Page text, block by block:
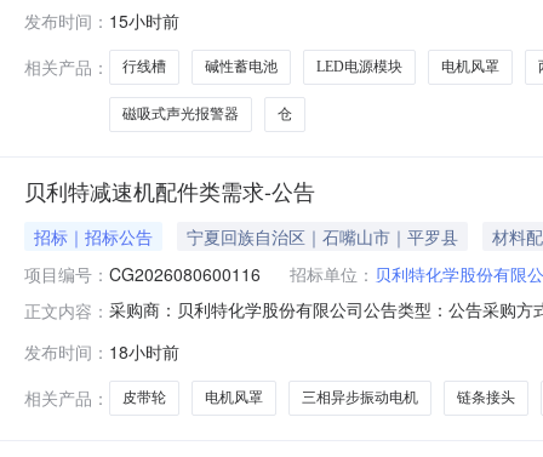
11000071902LED灯射灯\200W\220V\接线式\型号\功率
发布时间： 15小时前
相关产品：
行线槽 碱性蓄电池 LED电源模块 电机风罩
磁吸式声光报警器 仓
贝利特减速机配件类需求-公告
招标｜招标公告 宁夏回族自治区｜石嘴山市｜平罗县
材料
项目编号： CG2026080600116 招标单位： 贝利特化学股份有限
正文内容： 采购商：贝利特化学股份有限公司公告类型：公告采购
径：75mm个3电机皮带轮φ300*55加厚，附图个4链条
发布时间： 18小时前
相关产品：
皮带轮 电机风罩 三相异步振动电机 链条接头